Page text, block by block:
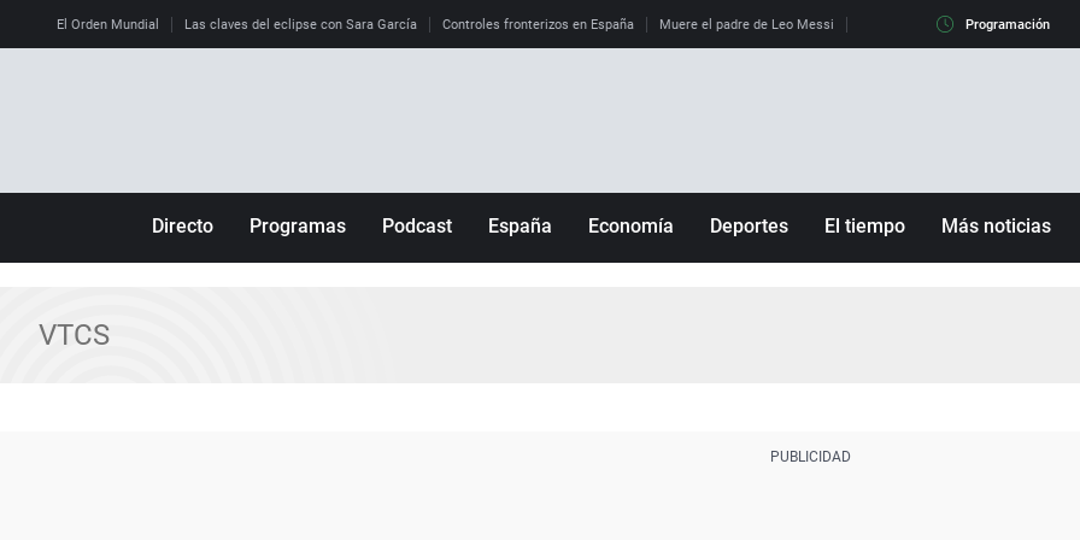
El Orden Mundial Las claves del eclipse con Sara García Controles fronterizos en España Muere el padre de Leo Messi La diferencia entre observar el
Programación
Directo Programas Podcast España Economía Deportes El tiempo Más noticias
VTCS